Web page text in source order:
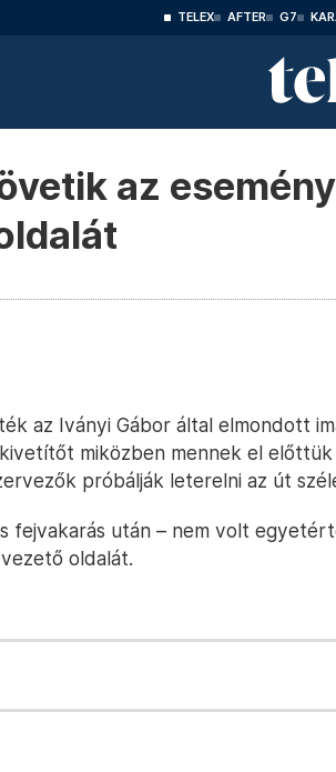
TELEX AFTER G7
az
az Iványi Gábor által elmondott
miközben mennek el
próbálják leterelni az út
fejvakarás után – nem volt
oldalát.